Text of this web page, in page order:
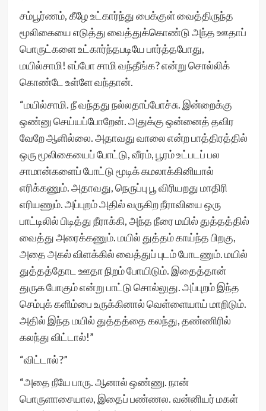
சம்பூர்ணம், கீழே உட்கார்ந்து பைக்குள் வைத்திருந்த
மூலிகையை எடுத்து வைத்துக்கொண்டு அந்த ஊதாப்
பொருட்களை உட்கார்ந்தபடியே பார்த்தபோது,
மயில்சாமி! எப்போ சாமி வந்தீங்க? என்று சொல்லிக்
கொண்டே உள்ளே வந்தான்.
“மயில்சாமி. நீ வந்தது நல்லதாப்போச்சு. இன்றைக்கு
ஒண்னு செய்யப்போறேன். அதுக்கு ஒன்னைத் தவிர
வேறே ஆளில்லை. அதாவது வாலை என்ற பாத்திரத்தில்
ஒரு மூலிகையைப் போட்டு, வீரம், பூரம் உட்படப் பல
சாமான்களைப் போட்டு மூடிக் கமலாக்கினியால்
எரிக்கணும். அதாவது, நெருப்பு பூ விரியறது மாதிரி
எரியணும். அப்புறம் அதில் வருகிற நீராவியை ஒரு
பாட்டிலில் பிடித்து நீராக்கி, அந்த நீரை மயில் துத்தத்தில்
வைத்து அரைக்கணும். மயில் துத்தம் காய்ந்த பிறகு,
அதை அகல் விளக்கில் வைத்துப் புடம் போடணும். மயில்
துத்தத்தோட ஊதா நிறம் போயிடும். இதைத்தான்
துருக போகும் என்று பாட்டு சொல்லுது. அப்புறம் இந்த
செம்புக் களிம்பை உருக்கினால் வெள்ளையாய் மாறிடும்.
அதில் இந்த மயில் துத்தத்தை கலந்து, தண்ணிரில்
கலந்து விட்டால்!”
“விட்டால்?”
“அதை நீயே பாரு. ஆனால் ஒண்ணு. நான்
பொருளாசையால, இதைப் பண்ணல. வன்னியர் மகள்